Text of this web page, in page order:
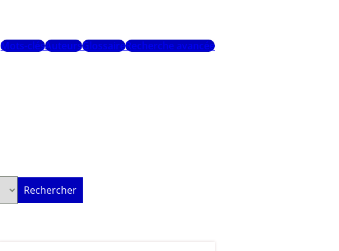
Mots-clésAuteursGlossaireRecherche avancée
Rechercher